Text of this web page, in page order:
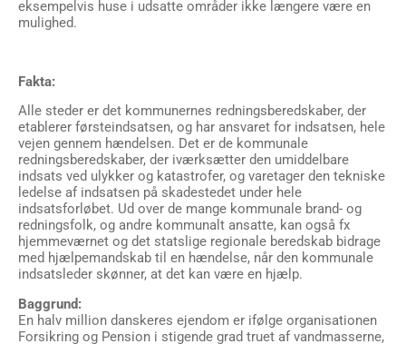
eksempelvis huse i udsatte områder ikke længere være en
mulighed.
Fakta:
Alle steder er det kommunernes redningsberedskaber, der
etablerer førsteindsatsen, og har ansvaret for indsatsen, hele
vejen gennem hændelsen. Det er de kommunale
redningsberedskaber, der iværksætter den umiddelbare
indsats ved ulykker og katastrofer, og varetager den tekniske
ledelse af indsatsen på skadestedet under hele
indsatsforløbet. Ud over de mange kommunale brand- og
redningsfolk, og andre kommunalt ansatte, kan også fx
hjemmeværnet og det statslige regionale beredskab bidrage
med hjælpemandskab til en hændelse, når den kommunale
indsatsleder skønner, at det kan være en hjælp.
Baggrund:
En halv million danskeres ejendom er ifølge organisationen
Forsikring og Pension i stigende grad truet af vandmasserne,